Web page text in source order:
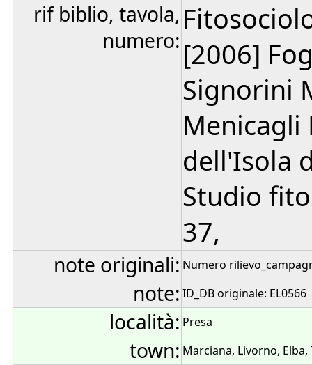
rif biblio, tavola,
numero: [2006]
Signorini
Menicagli
dell'Isola
Studio
37,
note originali: Numero
note: ID_DB originale: EL0566
località: Presa
town: Marciana, Livorno, Elba,